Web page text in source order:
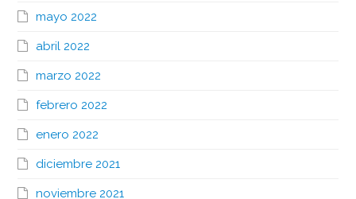
mayo 2022
abril 2022
marzo 2022
febrero 2022
enero 2022
diciembre 2021
noviembre 2021